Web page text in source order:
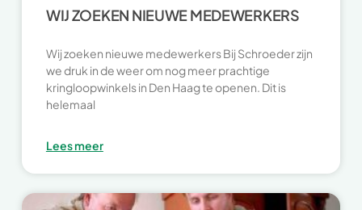
WIJ ZOEKEN NIEUWE MEDEWERKERS
Wij zoeken nieuwe medewerkers Bij Schroeder zijn
we druk in de weer om nog meer prachtige
kringloopwinkels in Den Haag te openen. Dit is
helemaal
Lees meer